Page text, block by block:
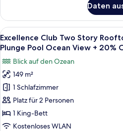
Garden
View
+
20%
OFF
SPA
anzeigen
Club
Beachfront
Honeymoon
Suite
Plunge
Pool
Garden
View
+
OFF
SPA
Daten
Alle
Fotos
Excellence
Club
Two
Story
Rooftop
Terrace
6
Excellence Club Two Story
Plunge Pool Ocean View + 20%
Blick auf den Ozean
149 m²
1 Schlafzimmer
Platz für 2 Personen
1 King-Bett
Kostenloses WLAN